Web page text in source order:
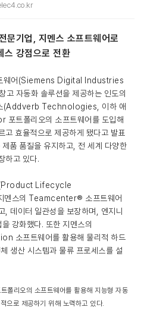
문기업, 지멘스 소프트웨어로
스 강점으로 전환
트웨어(Siemens Digital Industries
자동화 솔루션을 제공하는 인도의
스(Addverb Technologies, 이하 애
트폴리오의 소프트웨어를 도입해
고 효율적으로 제공하게 됐다고 발표
품 품질을 유지하고, 전 세계 다양한
하고 있다.
(Product Lifecycle
스의 Teamcenter® 소프트웨어
, 데이터 일관성을 보장하며, 엔지니
강화했다. 또한 지멘스의
소프트웨어를 활용해 물리적 하드
생산 시스템과 물류 프로세스를 설
리오의 소프트웨어를 활용해 지능형 자동
으로 제공하기 위해 노력하고 있다.